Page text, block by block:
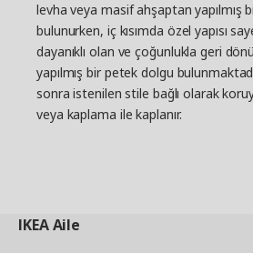
levha veya masif ahşaptan yapılmış
bulunurken, iç kısımda özel yapısı
dayanıklı olan ve çoğunlukla geri
yapılmış bir petek dolgu
sonra istenilen stile bağlı olarak
veya kaplama ile kaplanır.
IKEAAile